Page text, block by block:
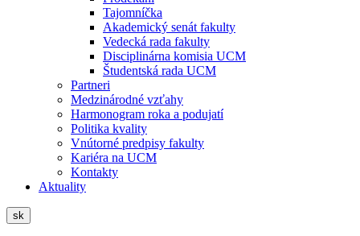
Tajomníčka
Akademický senát fakulty
Vedecká rada fakulty
Disciplinárna komisia UCM
Študentská rada UCM
Partneri
Medzinárodné vzťahy
Harmonogram roka a podujatí
Politika kvality
Vnútorné predpisy fakulty
Kariéra na UCM
Kontakty
Aktuality
sk